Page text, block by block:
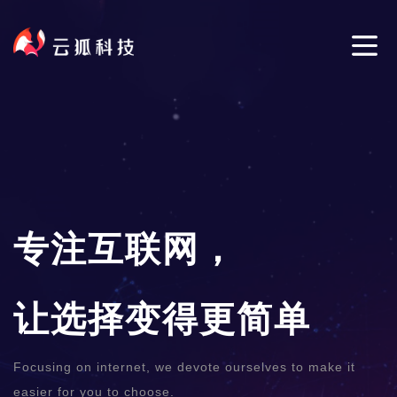
专注互联网，
让选择变得更简单
Focusing on internet, we devote ourselves to make it
easier for you to choose.